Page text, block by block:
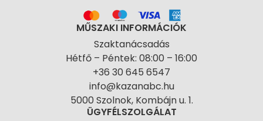
MŰSZAKI INFORMÁCIÓK
Szaktanácsadás
Hétfő – Péntek: 08:00 – 16:00
+36 30 645 6547
info@kazanabc.hu
5000 Szolnok, Kombájn u. 1.
ÜGYFÉLSZOLGÁLAT